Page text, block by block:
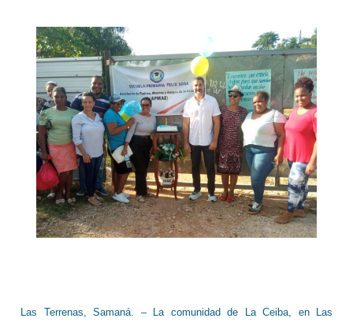
Las Terrenas, Samaná. – La comunidad de La Ceiba, en Las